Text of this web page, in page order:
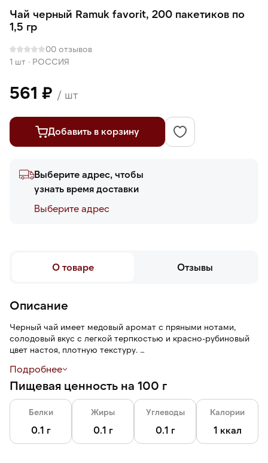
Чай черный Ramuk favorit, 200 пакетиков по
1,5 гр
00 отзывов
1 шт · РОССИЯ
561 ₽ / шт
Добавить в корзину
Выберите адрес, чтобы
узнать время доставки
Выберите адреc
О товаре Отзывы
Описание
Черный чай имеет медовый аромат с пряными нотами,
солодовый вкус с легкой терпкостью и красно-рубиновый
цвет настоя, плотную текстуру.
Расфасован в порционные пакетики по 1,5 грамма.
Подробнее
Пищевая ценность на 100 г
Белки
0.1 г
Жиры
0.1 г
Углеводы
0.1 г
Калории
1 ккал